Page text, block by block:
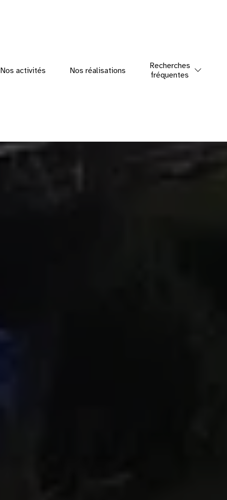
Nos activités Nos réalisations
Recherches
fréquentes